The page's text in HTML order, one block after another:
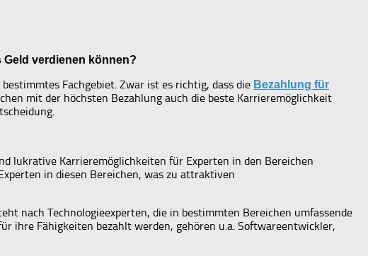
verdienen können?
Fachgebiet. Zwar ist es richtig, dass die Bezahlung für
mit der höchsten Bezahlung auch die beste Karrieremöglichkeit
lukrative Karrieremöglichkeiten für Experten in den Bereichen
in diesen Bereichen, was zu attraktiven
nach Technologieexperten, die in bestimmten Bereichen umfassende
ihre Fähigkeiten bezahlt werden, gehören u.a. Softwareentwickler,